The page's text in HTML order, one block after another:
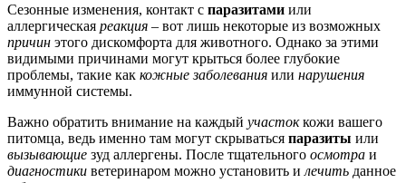
Сезонные изменения, контакт с паразитами или
аллергическая реакция – вот лишь некоторые из возможных
причин этого дискомфорта для животного. Однако за этими
видимыми причинами могут крыться более глубокие
проблемы, такие как кожные заболевания или нарушения
иммунной системы.
Важно обратить внимание на каждый участоккожи вашего
питомца, ведь именно там могут скрываться паразиты или
вызывающие зуд аллергены. После тщательного осмотра и
диагностики ветеринаром можно установить и лечить данное